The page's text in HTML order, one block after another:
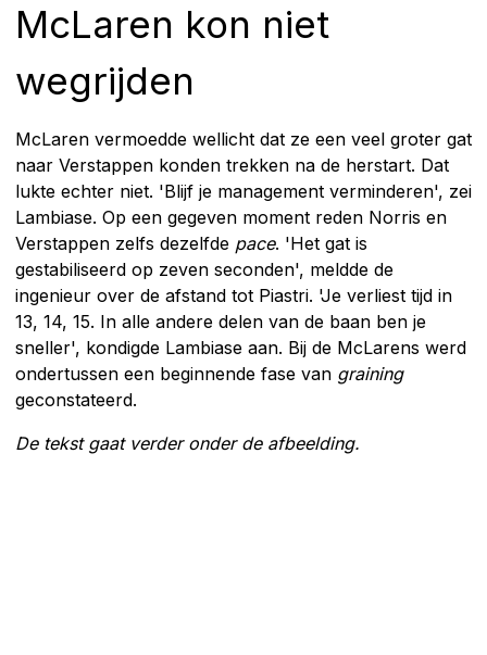
McLaren kon niet
wegrijden
McLaren vermoedde wellicht dat ze een veel groter gat
naar Verstappen konden trekken na de herstart. Dat
lukte echter niet. 'Blijf je management verminderen', zei
Lambiase. Op een gegeven moment reden Norris en
Verstappen zelfs dezelfde pace. 'Het gat is
gestabiliseerd op zeven seconden', meldde de
ingenieur over de afstand tot Piastri. 'Je verliest tijd in
13, 14, 15. In alle andere delen van de baan ben je
sneller', kondigde Lambiase aan. Bij de McLarens werd
ondertussen een beginnende fase van graining
geconstateerd.
De tekst gaat verder onder de afbeelding.